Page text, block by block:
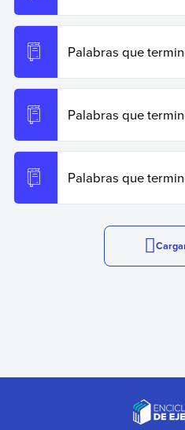
Palabras que
Palabras que
Palabras que